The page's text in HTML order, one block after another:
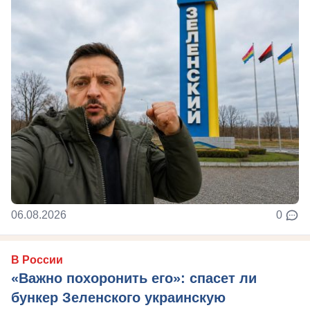
06.08.2026 0
В России
«Важно похоронить его»: спасет ли
бункер Зеленского украинскую